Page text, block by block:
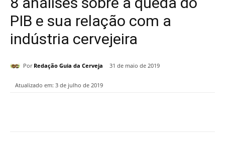
PIB e sua relação com a
indústria cervejeira
Por Redação Guia da Cerveja 31 de maio de 2019
Atualizado em: 3 de julho de 2019